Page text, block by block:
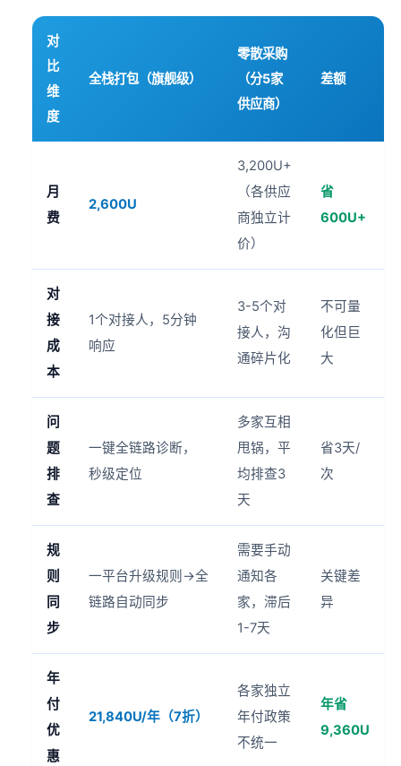
对
比
维
度
全栈打包（旗舰级）
零散采购
（分5家
供应商）
差额
月
费
2,600U
3,200U+
（各供应
商独立计
价）
省
600U+
对
接
成
本
1个对接人，5分钟
响应
3-5个对
接人，沟
通碎片化
不可量
化但巨
大
问
题
排
查
一键全链路诊断，
秒级定位
多家互相
甩锅，平
均排查3
天
省3天/
次
规
则
同
步
一平台升级规则→全
链路自动同步
需要手动
通知各
家，滞后
1-7天
关键差
异
年
付
优
惠
21,840U/年（7折）
各家独立
年付政策
不统一
年省
9,360U